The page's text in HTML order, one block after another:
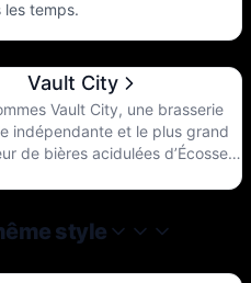
les temps.
Vault City
Vault City, une brasserie
indépendante et le plus grand
de bières acidulées d’Écosse.
(parfois) d’Édimbourg. Depuis
nous nous consacrons à une
style